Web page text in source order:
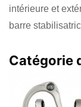
intérieure et
barre
Catégorie